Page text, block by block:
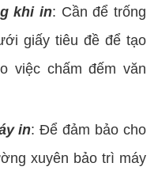
khi in: Cần để trống
giấy tiêu đề để tạo
việc chấm đếm văn
in: Để đảm bảo cho
xuyên bảo trì máy